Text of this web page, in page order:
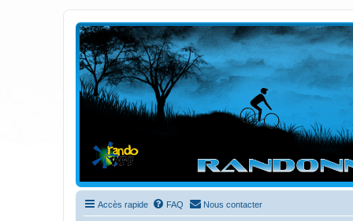
Randovttfree.fr
Bienvenue sur le site des randos vtt et pédestre de Bretagne . Bonne
Accès rapide FAQ Nous contacter